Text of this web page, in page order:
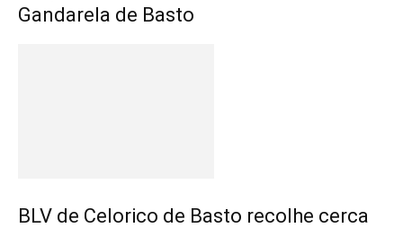
Gandarela de Basto
BLV de Celorico de Basto recolhe cerca